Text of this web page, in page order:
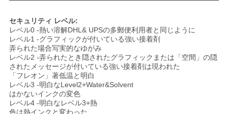
し
な
さ
い
セキュリティ レベル:
レベル0 -熱い溶解DHL& UPSの多郵便利用者と同じように
レベル1 -グラフィックが付いている強い接着剤
弄られた場合写実的なゆがみ
レベル2 -弄られたとき隠されたグラフィックまたは「空間」の隠
されたメッセージが付いている強い接着剤は現われた
「フレオン」著低温と明白
レベル3 -明白なLevel2+Water&Solvent
はかないインクの変色
レベル4 -明白なレベル3+熱
色は熱インクと変わった